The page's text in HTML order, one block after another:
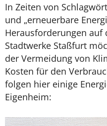
In Zeiten von
und „erneuerbare
Herausforderungen auf
Stadtwerke Staßfurt
der Vermeidung von
Kosten für den
folgen hier einige
Eigenheim: